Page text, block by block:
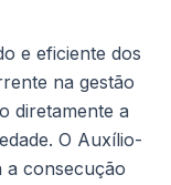
e eficiente dos
na gestão
diretamente a
O Auxílio-
a consecução